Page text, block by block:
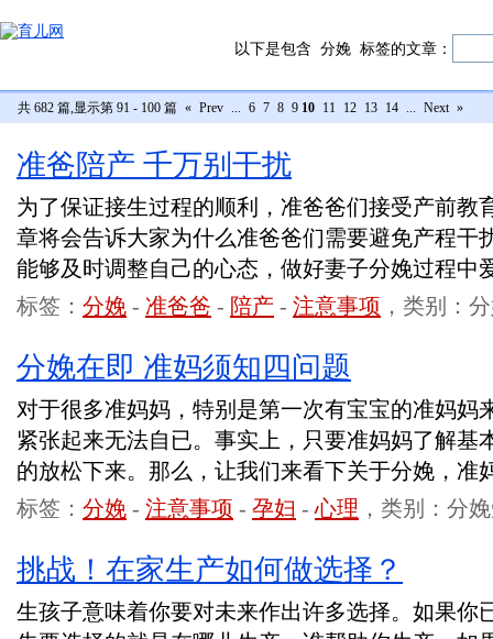
以下是包含 分娩 标签的文章：
共 682 篇,显示第 91 - 100 篇 « Prev ... 6 7 8 9 10 11 12 13 14 ... Next »
准爸陪产 千万别干扰
为了保证接生过程的顺利，准爸爸们接受产前教
章将会告诉大家为什么准爸爸们需要避免产程干
能够及时调整自己的心态，做好妻子分娩过程中
标签： 分娩 - 准爸爸 - 陪产 - 注意事项 ，类别：
分娩在即 准妈须知四问题
对于很多准妈妈，特别是第一次有宝宝的准妈妈
紧张起来无法自已。事实上，只要准妈妈了解基
的放松下来。那么，让我们来看下关于分娩，准
标签： 分娩 - 注意事项 - 孕妇 -心理 ，类别：分
挑战！在家生产如何做选择？
生孩子意味着你要对未来作出许多选择。如果你